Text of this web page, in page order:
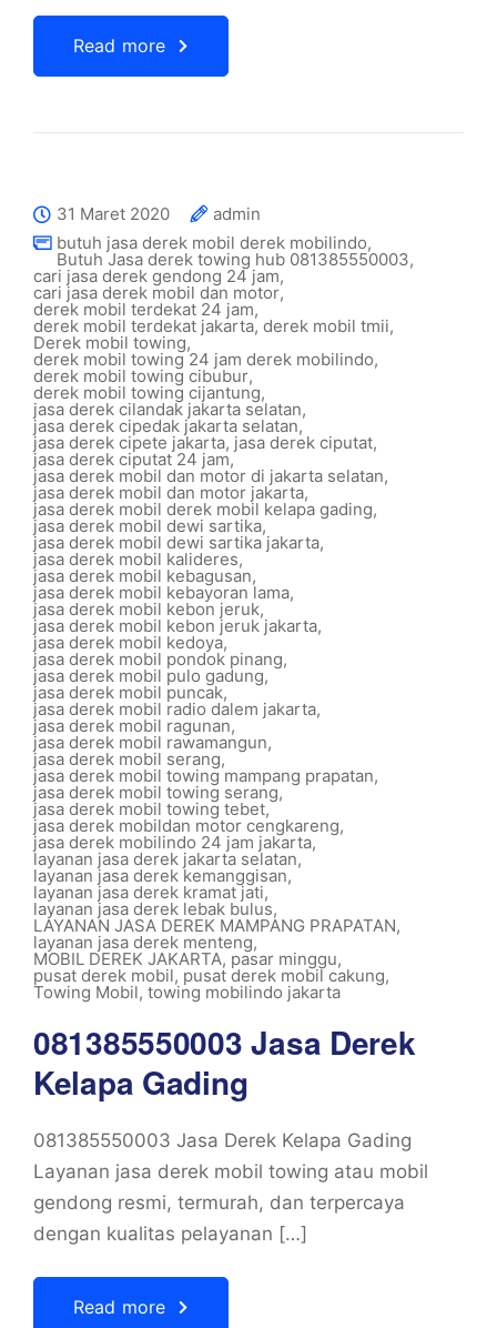
Read more
31 Maret 2020
admin
butuh jasa derek mobil derek mobilindo,
Butuh Jasa derek towing hub 081385550003,
cari jasa derek gendong 24 jam,
cari jasa derek mobil dan motor,
derek mobil terdekat 24 jam,
derek mobil terdekat jakarta, derek mobil tmii,
Derek mobil towing,
derek mobil towing 24 jam derek mobilindo,
derek mobil towing cibubur,
derek mobil towing cijantung,
jasa derek cilandak jakarta selatan,
jasa derek cipedak jakarta selatan,
jasa derek cipete jakarta, jasa derek ciputat,
jasa derek ciputat 24 jam,
jasa derek mobil dan motor di jakarta selatan,
jasa derek mobil dan motor jakarta,
jasa derek mobil derek mobil kelapa gading,
jasa derek mobil dewi sartika,
jasa derek mobil dewi sartika jakarta,
jasa derek mobil kalideres,
jasa derek mobil kebagusan,
jasa derek mobil kebayoran lama,
jasa derek mobil kebon jeruk,
jasa derek mobil kebon jeruk jakarta,
jasa derek mobil kedoya,
jasa derek mobil pondok pinang,
jasa derek mobil pulo gadung,
jasa derek mobil puncak,
jasa derek mobil radio dalem jakarta,
jasa derek mobil ragunan,
jasa derek mobil rawamangun,
jasa derek mobil serang,
jasa derek mobil towing mampang prapatan,
jasa derek mobil towing serang,
jasa derek mobil towing tebet,
jasa derek mobildan motor cengkareng,
jasa derek mobilindo 24 jam jakarta,
layanan jasa derek jakarta selatan,
layanan jasa derek kemanggisan,
layanan jasa derek kramat jati,
layanan jasa derek lebak bulus,
LAYANAN JASA DEREK MAMPANG PRAPATAN,
layanan jasa derek menteng,
MOBIL DEREK JAKARTA, pasar minggu,
pusat derek mobil, pusat derek mobil cakung,
Towing Mobil, towing mobilindo jakarta
081385550003 Jasa Derek
Kelapa Gading
081385550003 Jasa Derek Kelapa Gading
Layanan jasa derek mobil towing atau mobil
gendong resmi, termurah, dan terpercaya
dengan kualitas pelayanan […]
Read more